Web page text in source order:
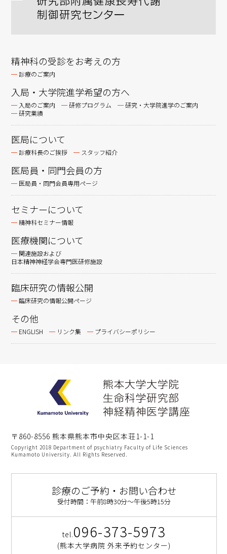
精神科の受診をお考えの方
診療のご案内
入局・大学院進学希望の方へ
入局のご案内 研修プログラム
研究・大学院進学のご案内
研究業績
医局について
診療科長のご挨拶 スタッフ紹介
医局員・同門会員の方
医局員・同門会員専用ページ
セミナーについて
精神科セミナー情報
医療機関について
関連施設および
日本精神神経学会専門医研修施設
臨床研究の情報公開
臨床研究の情報公開ページ
その他
ENGLISH リンク集 プライバシーポリシー
〒860-8556 熊本県熊本市中央区本荘1-1-1
Copyright 2018 Department of psychiatry Faculty of Life Sciences
Kumamoto University. All Rights Reserved.
診療のご予約・お問い合わせ
受付時間：午前8時30分〜午後5時15分
tel.096-373-5973
(熊本大学病院 外来予約センター)